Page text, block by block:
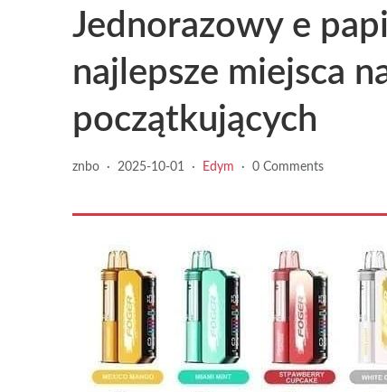
Jednorazowy e
najlepsze miejsca
początkujących
znbo · 2025-10-01 · Edym · 0 Comments